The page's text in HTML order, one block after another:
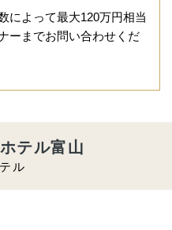
によって最大120万円相当
ーまでお問い合わせくだ
ル
テル富山